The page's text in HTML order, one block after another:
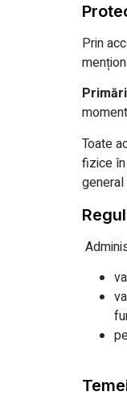
Prin
Toate
fizice